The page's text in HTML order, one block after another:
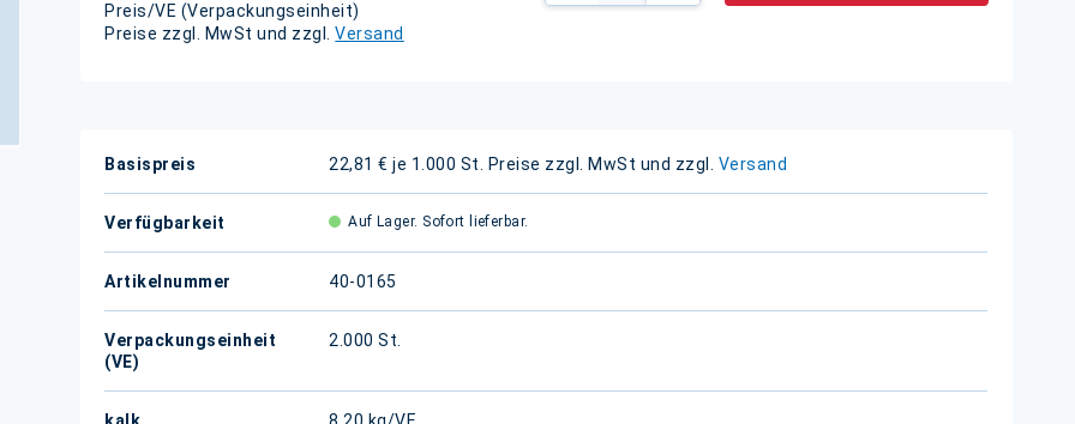
Preis/VE (Verpackungseinheit)
Preise zzgl. MwSt und zzgl.Versand
Weitere
Basispreis 22,81 € je 1.000 St. Preise zzgl. MwSt und zzgl. Versand
Verfügbarkeit Auf Lager. Sofort lieferbar.
Artikelnummer 40-0165
Verpackungseinheit
(VE)
2.000 St.